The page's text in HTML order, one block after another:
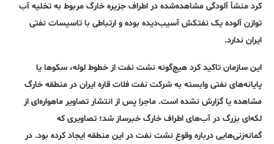
کرد منشأ آلودگی مشاهده‌شده در اطراف جزیره خارگ مربوط به تخلیه آب
توازن آلوده یک نفتکش آسیب‌دیده بوده و ارتباطی با تاسیسات نفتی
ایران ندارد.
این سازمان تاکید کرد هیچ‌گونه نشت نفت از خطوط لوله، سکوها یا
پایانه‌های نفتی وابسته به شرکت نفت فلات قاره ایران در منطقه خارگ
مشاهده یا گزارش نشده است. ماجرا پس از انتشار تصاویر ماهواره‌ای از
لکه‌ای بزرگ در آب‌های اطراف خارگ خبرساز شد؛ تصاویری که
گمانه‌زنی‌هایی درباره وقوع نشت نفت در این منطقه ایجاد کرده بود. در